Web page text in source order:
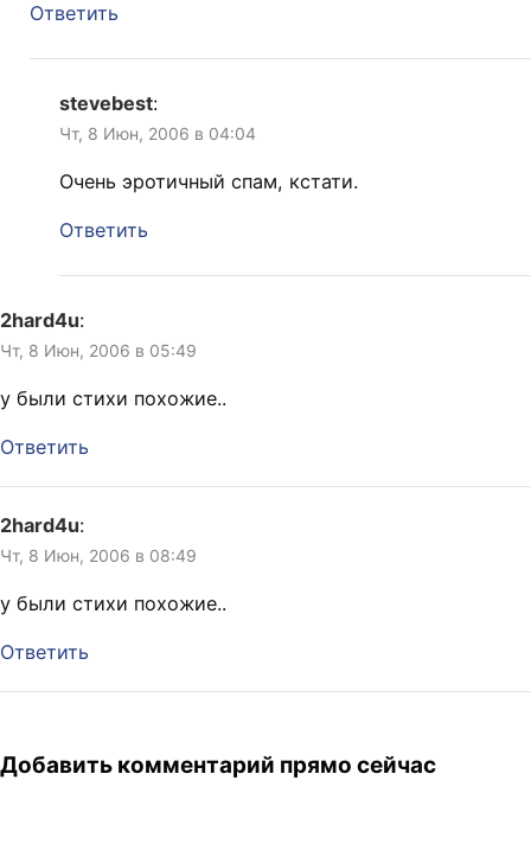
Ответить
stevebest:
Чт, 8 Июн, 2006 в 04:04
Очень эротичный спам, кстати.
Ответить
2hard4u:
Чт, 8 Июн, 2006 в 05:49
у были стихи похожие..
Ответить
2hard4u:
Чт, 8 Июн, 2006 в 08:49
у были стихи похожие..
Ответить
Добавить комментарий прямо сейчас